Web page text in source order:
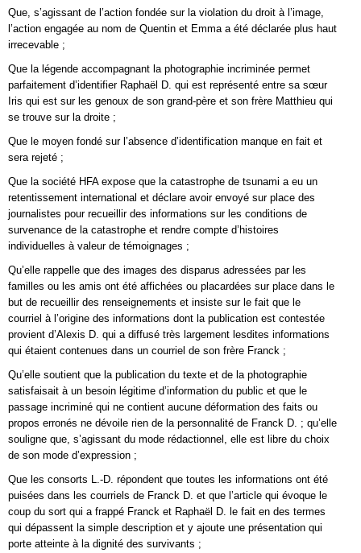
Que, s’agissant de l’action fondée sur la violation du droit à l’image,
l’action engagée au nom de Quentin et Emma a été déclarée plus haut
irrecevable ;
Que la légende accompagnant la photographie incriminée permet
parfaitement d’identifier Raphaël D. qui est représenté entre sa sœur
Iris qui est sur les genoux de son grand-père et son frère Matthieu qui
se trouve sur la droite ;
Que le moyen fondé sur l’absence d’identification manque en fait et
sera rejeté ;
Que la société HFA expose que la catastrophe de tsunami a eu un
retentissement international et déclare avoir envoyé sur place des
journalistes pour recueillir des informations sur les conditions de
survenance de la catastrophe et rendre compte d’histoires
individuelles à valeur de témoignages ;
Qu’elle rappelle que des images des disparus adressées par les
familles ou les amis ont été affichées ou placardées sur place dans le
but de recueillir des renseignements et insiste sur le fait que le
courriel à l’origine des informations dont la publication est contestée
provient d’Alexis D. qui a diffusé très largement lesdites informations
qui étaient contenues dans un courriel de son frère Franck ;
Qu’elle soutient que la publication du texte et de la photographie
satisfaisait à un besoin légitime d’information du public et que le
passage incriminé qui ne contient aucune déformation des faits ou
propos erronés ne dévoile rien de la personnalité de Franck D. ; qu’elle
souligne que, s’agissant du mode rédactionnel, elle est libre du choix
de son mode d’expression ;
Que les consorts L.-D. répondent que toutes les informations ont été
puisées dans les courriels de Franck D. et que l’article qui évoque le
coup du sort qui a frappé Franck et Raphaël D. le fait en des termes
qui dépassent la simple description et y ajoute une présentation qui
porte atteinte à la dignité des survivants ;